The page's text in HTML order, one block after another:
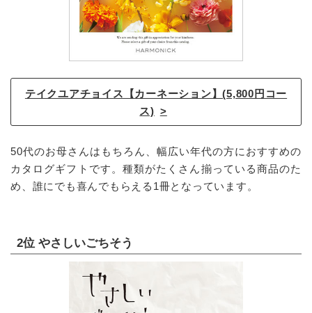
テイクユアチョイス【カーネーション】(5,800円コー
ス)
50代のお母さんはもちろん、幅広い年代の方におすすめの
カタログギフトです。種類がたくさん揃っている商品のた
め、誰にでも喜んでもらえる1冊となっています。
2位 やさしいごちそう